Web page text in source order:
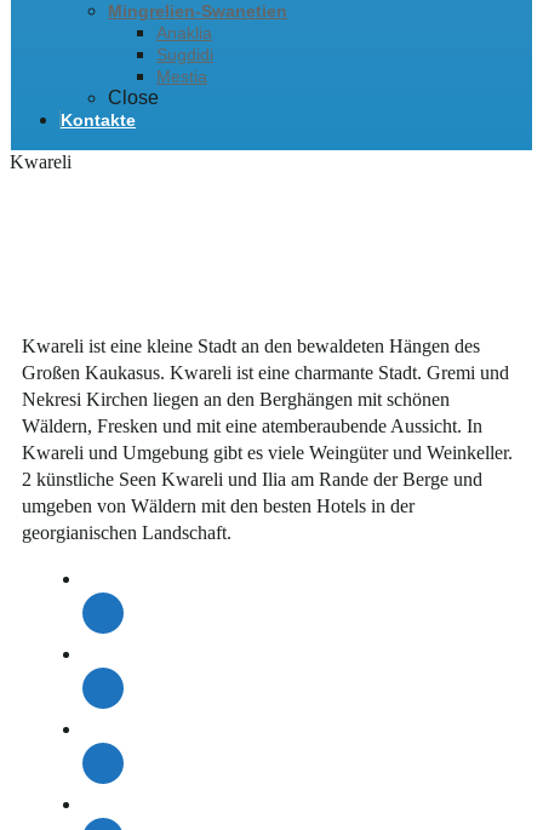
Mingrelien-Swanetien
Anaklia
Sugdidi
Mestia
Close
Kontakte
Kwareli
Kwareli ist eine kleine Stadt an den bewaldeten Hängen des
Großen Kaukasus. Kwareli ist eine charmante Stadt. Gremi und
Nekresi Kirchen liegen an den Berghängen mit schönen
Wäldern, Fresken und mit eine atemberaubende Aussicht. In
Kwareli und Umgebung gibt es viele Weingüter und Weinkeller.
2 künstliche Seen Kwareli und Ilia am Rande der Berge und
umgeben von Wäldern mit den besten Hotels in der
georgianischen Landschaft.